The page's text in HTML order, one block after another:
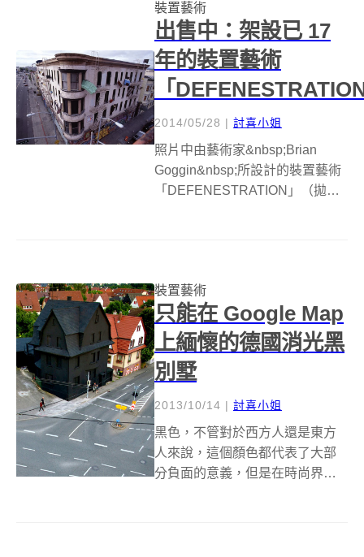
經過三位藝術系學生的大...
裝置藝術
出售中：架設已 17
年的裝置藝術
「
2014/05/28 | 討喜小姐
照片中由藝術家&nbsp;Brian
Goggin&nbsp;所設計的裝置藝術
「DEFENESTRATION」（拋
裝置藝術
只能在 Google Map
上緬懷的德國消光黑
別墅
2013/10/14 | 討喜小姐
黑色，不管對於西方人還是東方
人來說，這個顏色都代表了大部
分負面的意義，但是在時尚界與